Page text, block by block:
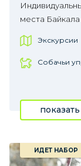
места
Экскурсии
Собачьи
ИДЕТ НАБОР